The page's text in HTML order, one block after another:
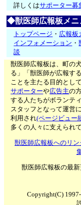
詳しくはサポーター募
◆獣医師広報板メニ
トップページ ・ 広報板
インフォメーション ・
談
獣医師広報板は、町の
る」「獣医師が広報する
ことを主たる目的とし
サポーターや広告主の
する人たちがボランテ
スタッフとなって運営
利用され(ページビュー
多くの人々に支えられ
獣医師広報板へのリン
獣医師広報板の最
Copyright(C)